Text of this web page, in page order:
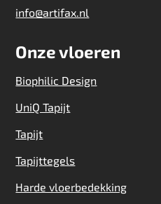
info@artifax.nl
Onze vloeren
Biophilic Design
UniQ Tapijt
Tapijt
Tapijttegels
Harde vloerbedekking